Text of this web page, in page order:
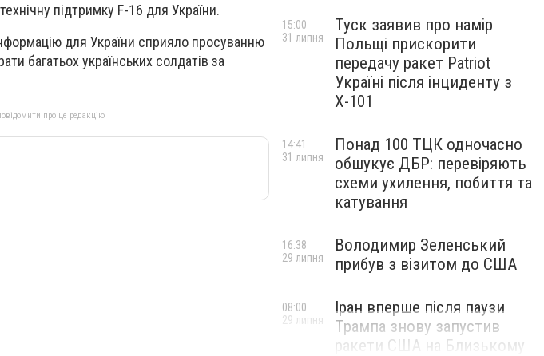
підтримку F-16 для України.
для України сприяло просуванню
багатьох українських солдатів за
про це редакцію
Туск заявив про намір
Польщі прискорити
передачу ракет Patriot
Україні після інциденту з
Х-101
15:00
31 липня
Понад 100 ТЦК одночасно
обшукує ДБР: перевіряють
схеми ухилення, побиття та
катування
14:41
31 липня
Володимир Зеленський
прибув з візитом до США
16:38
29 липня
Іран вперше після паузи
Трампа знову запустив
ракети США на Близькому
08:00
29 липня